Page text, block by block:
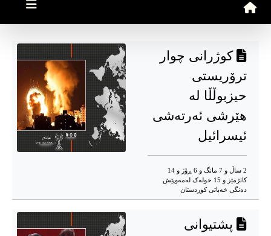
كوژرانی چوار
ترۆریستی
حیزبوڵڵا لە
هێرشی ئەرتەشی
ئیسرائیل
2 ساڵ و 7 مانگ و 6 ڕۆژ و 14
کاتژمێر و 15 خوله‌ک له‌مه‌وپێش‌
دەنگی خەباتی کوردستان
پشتیوانی